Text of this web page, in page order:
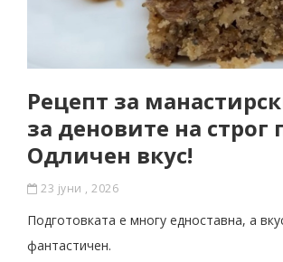
Рецепт за
за деновите на строг
Одличен вкус!
23 јуни , 2026
Подготовката е многу едноставна, а
фантастичен.